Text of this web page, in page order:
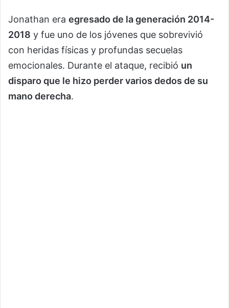
Jonathan era egresado de la generación 2014-
2018 y fue uno de los jóvenes que sobrevivió
con heridas físicas y profundas secuelas
emocionales. Durante el ataque, recibió un
disparo que le hizo perder varios dedos de su
mano derecha.